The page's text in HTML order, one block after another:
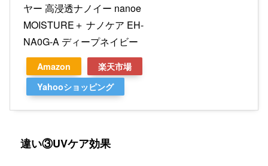
ヤー 高浸透ナノイー nanoe
MOISTURE＋ ナノケア EH-
NA0G-A ディープネイビー
Amazon
楽天市場
Yahooショッピング
違い③UVケア効果